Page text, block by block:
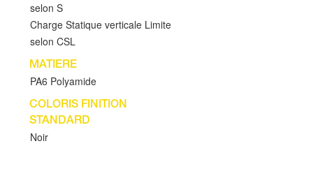
selon S
Charge Statique verticale Limite
selon CSL
MATIERE
PA6 Polyamide
COLORIS FINITION
STANDARD
Noir